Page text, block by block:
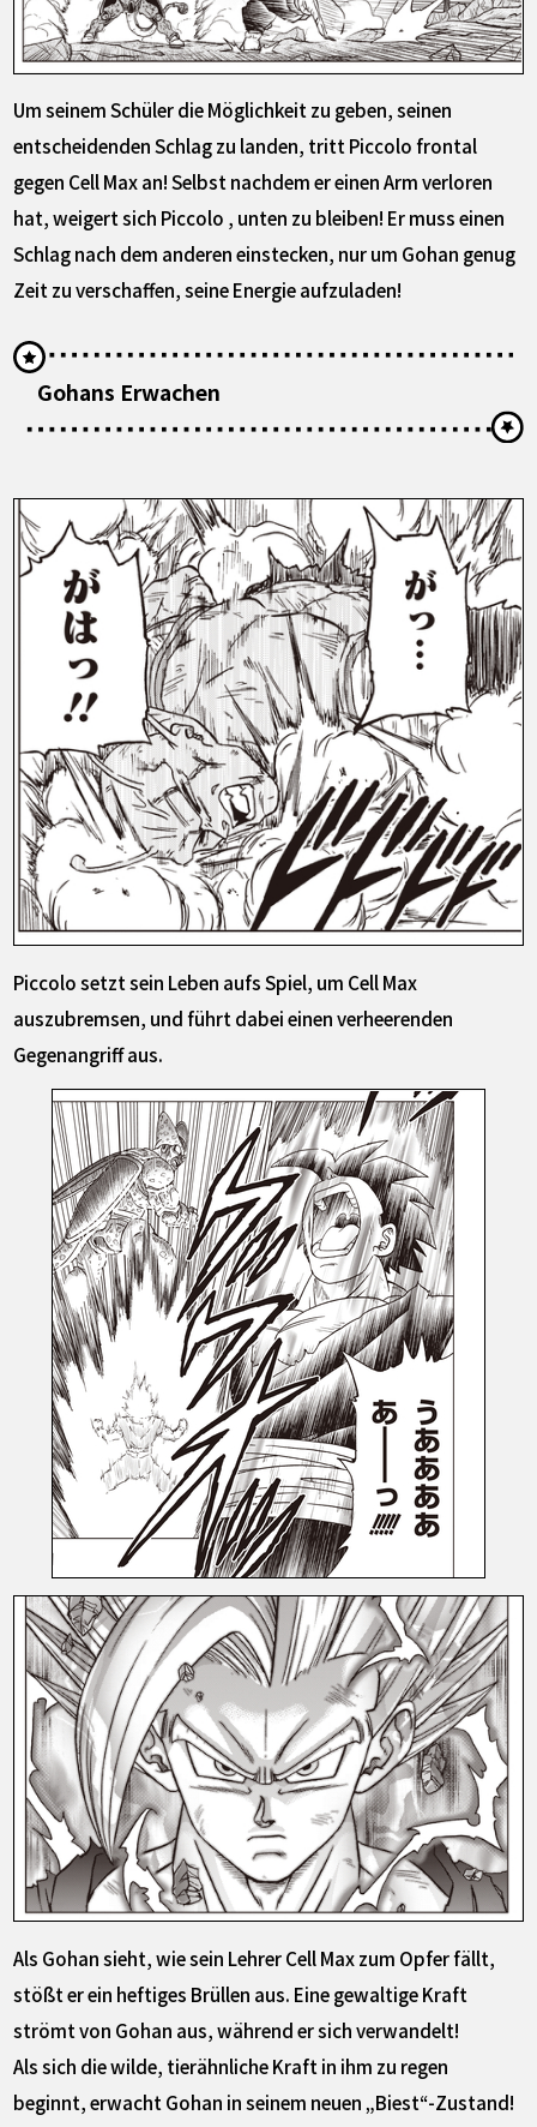
Um seinem Schüler die Möglichkeit zu geben, seinen
entscheidenden Schlag zu landen, tritt Piccolo frontal
gegen Cell Max an! Selbst nachdem er einen Arm verloren
hat, weigert sich Piccolo , unten zu bleiben! Er muss einen
Schlag nach dem anderen einstecken, nur um Gohan genug
Zeit zu verschaffen, seine Energie aufzuladen!
Gohans Erwachen
Piccolo setzt sein Leben aufs Spiel, um Cell Max
auszubremsen, und führt dabei einen verheerenden
Gegenangriff aus.
Als Gohan sieht, wie sein Lehrer Cell Max zum Opfer fällt,
stößt er ein heftiges Brüllen aus. Eine gewaltige Kraft
strömt von Gohan aus, während er sich verwandelt!
Als sich die wilde, tierähnliche Kraft in ihm zu regen
beginnt, erwacht Gohan in seinem neuen „Biest“-Zustand!